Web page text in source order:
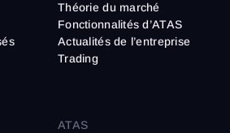
Théorie du marché
Fonctionnalités d’ATAS
Actualités de l’entreprise
Trading
ATAS